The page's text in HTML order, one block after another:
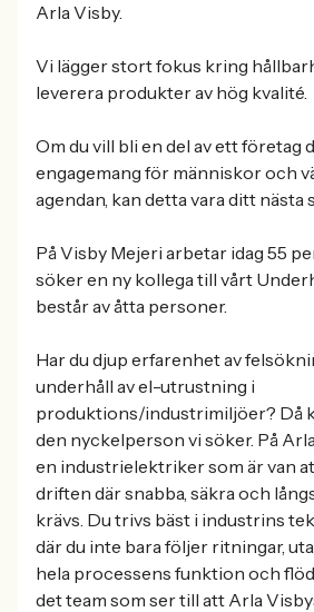
Arla Visby.
Vi lägger stort fokus kring
leverera produkter av hög kvalité.
Om du vill bli en del av ett företag
engagemang för människor och
agendan, kan detta vara ditt nästa
På Visby Mejeri arbetar idag 55
söker en ny kollega till vårt
består av åtta personer.
Har du djup erfarenhet av
underhåll av el-utrustning i
produktions/industrimiljöer? Då
den nyckelperson vi söker. På
en industrielektriker som är van
driften där snabba, säkra och
krävs. Du trivs bäst i industrins
där du inte bara följer ritningar,
hela processens funktion och
det team som ser till att Arla